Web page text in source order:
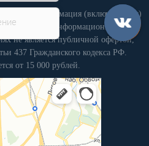
вся информация (включая цены)
информационный
не является публичной офертой,
437 Гражданского кодекса РФ.
от 15 000 рублей.